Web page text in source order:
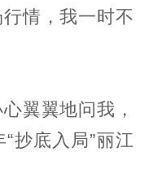
情，我一时不
翼翼地问我，
抄底入局”丽江